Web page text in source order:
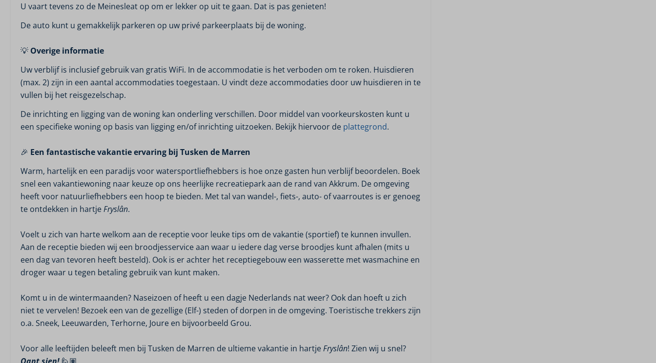
U vaart tevens zo de Meinesleat op om er lekker op uit te gaan. Dat is pas genieten!
De auto kunt u gemakkelijk parkeren op uw privé parkeerplaats bij de woning.
💡 Overige informatie
Uw verblijf is inclusief gebruik van gratis WiFi. In de accommodatie is het verboden om te roken. Huisdieren
(max. 2) zijn in een aantal accommodaties toegestaan. U vindt deze accommodaties door uw huisdieren in te
vullen bij het reisgezelschap.
De inrichting en ligging van de woning kan onderling verschillen. Door middel van voorkeurskosten kunt u
een specifieke woning op basis van ligging en/of inrichting uitzoeken. Bekijk hiervoor de plattegrond.
🎉 Een fantastische vakantie ervaring bij Tusken de Marren
Warm, hartelijk en een paradijs voor watersportliefhebbers is hoe onze gasten hun verblijf beoordelen. Boek
snel een vakantiewoning naar keuze op ons heerlijke recreatiepark aan de rand van Akkrum. De omgeving
heeft voor natuurliefhebbers een hoop te bieden. Met tal van wandel-, fiets-, auto- of vaarroutes is er genoeg
te ontdekken in hartjeFryslân.
Voelt u zich van harte welkom aan de receptie voor leuke tips om de vakantie (sportief) te kunnen invullen.
Aan de receptie bieden wij een broodjesservice aan waar u iedere dag verse broodjes kunt afhalen (mits u
een dag van tevoren heeft besteld). Ook is er achter het receptiegebouw een wasserette met wasmachine en
droger waar u tegen betaling gebruik van kunt maken.
Komt u in de wintermaanden? Naseizoen of heeft u een dagje Nederlands nat weer? Ook dan hoeft u zich
niet te vervelen! Bezoek een van de gezellige (Elf-) steden of dorpen in de omgeving. Toeristische trekkers zijn
o.a. Sneek, Leeuwarden, Terhorne, Joure en bijvoorbeeld Grou.
Voor alle leeftijden beleeft men bij Tusken de Marren de ultieme vakantie in hartjeFryslân! Zien wij u snel?